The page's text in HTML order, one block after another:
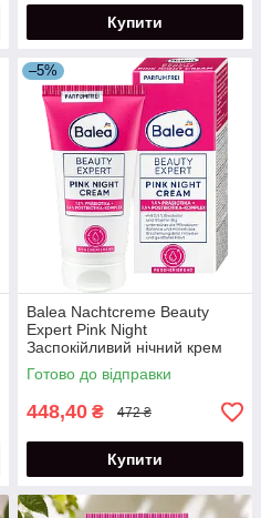
Купити
–5%
Balea Nachtcreme Beauty
Expert Pink Night
Заспокійливий нічний крем
для обличчя 50 мл
Готово до відправки
448,40 ₴ 472 ₴
Купити